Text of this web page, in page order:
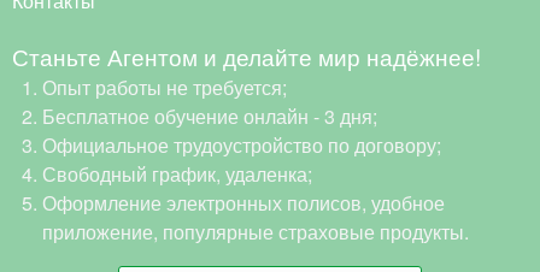
Станьте Агентом и делайте мир надёжнее!
Опыт работы не требуется;
Бесплатное обучение онлайн - 3 дня;
Официальное трудоустройство по договору;
Свободный график, удаленка;
Оформление электронных полисов, удобное
приложение, популярные страховые продукты.